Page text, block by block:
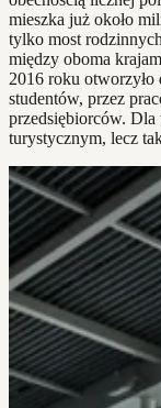
mieszka już około
tylko most
między oboma
2016 roku
studentów, przez
przedsiębiorców. Dla
turystycznym, lecz